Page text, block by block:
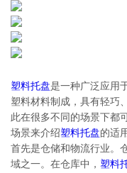
塑料托盘是一种广泛应用
塑料材料制成，具有轻巧
此在很多不同的场景下都
场景来介绍塑料托盘的适
首先是仓储和物流行业。
域之一。在仓库中， 塑料